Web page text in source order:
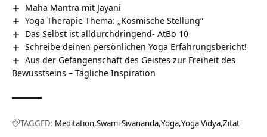
Maha Mantra mit Jayani
Yoga Therapie Thema: „Kosmische Stellung“
Das Selbst ist alldurchdringend- AtBo 10
Schreibe deinen persönlichen Yoga Erfahrungsbericht!
Aus der Gefangenschaft des Geistes zur Freiheit des
Bewusstseins – Tägliche Inspiration
TAGGED: Meditation Swami Sivananda Yoga Yoga Vidya Zitat